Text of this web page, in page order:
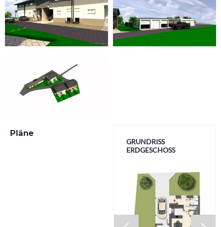
Pläne
GRUNDRISS
ERDGESCHOSS
GRUNDRISS
OBERGESCHOSS